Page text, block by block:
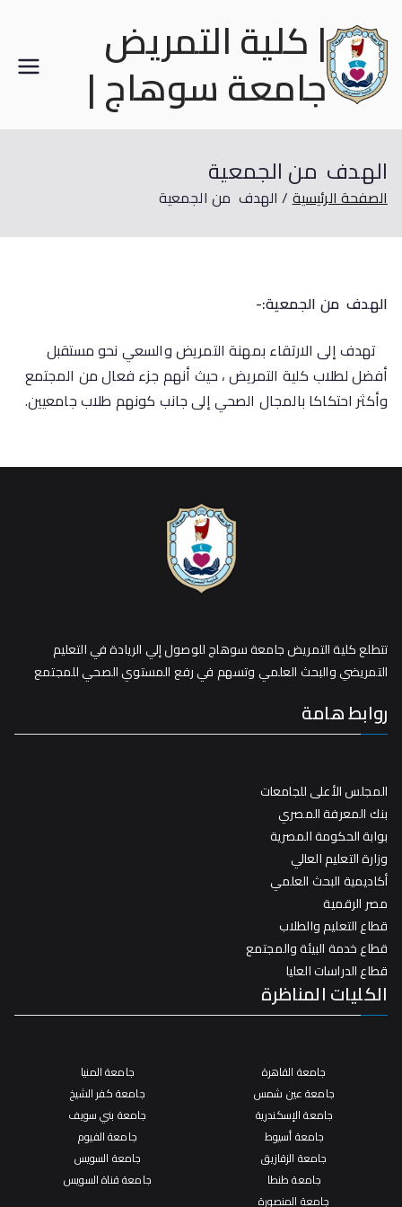
| كلية التمريض
جامعة سوهاج |
الهدف من الجمعية
الصفحة الرئيسية الهدف من الجمعية
الهدف من الجمعية:-
تهدف إلى الارتقاء بمهنة التمريض والسعي نحو مستقبل
أفضل لطلاب كلية التمريض ، حيث أنهم جزء فعال من المجتمع
وأكثر احتكاكا بالمجال الصحي إلى جانب كونهم طلاب جامعيين.
تتطلع كلية التمريض جامعة سوهاج للوصول إلي الريادة في التعليم
التمريضي والبحث العلمي وتسهم في رفع المستوي الصحي للمجتمع
روابط هامة
المجلس الأعلى للجامعات
بنك المعرفة المصري
بوابة الحكومة المصرية
وزارة التعليم العالي
أكاديمية البحث العلمي
مصر الرقمية
قطاع التعليم والطلاب
قطاع خدمة البيئة والمجتمع
قطاع الدراسات العليا
الكليات المناظرة
جامعة القاهرة
جامعة عين شمس
جامعة الإسكندرية
جامعة أسيوط
جامعة الزقازيق
جامعة طنطا
جامعة المنصورة
جامعة المنيا
جامعة كفر الشيخ
جامعة بني سويف
جامعة الفيوم
جامعة السويس
جامعة قناة السويس